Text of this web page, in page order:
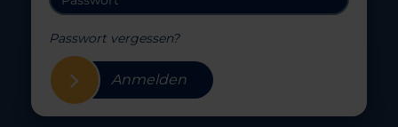
Passwort vergessen?
Anmelden